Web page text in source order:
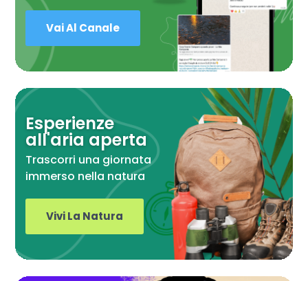
Vai Al Canale
Esperienze
all'aria aperta
Trascorri una giornata
immerso nella natura
Vivi La Natura